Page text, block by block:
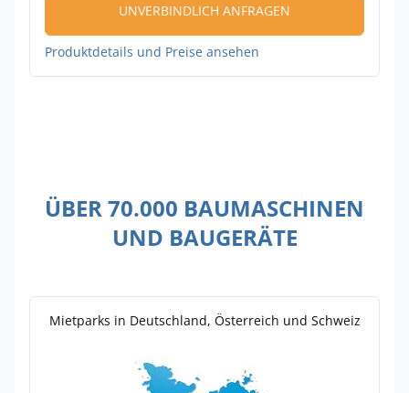
UNVERBINDLICH ANFRAGEN
Produktdetails und Preise ansehen
ÜBER 70.000 BAUMASCHINEN
UND BAUGERÄTE
Mietparks in Deutschland, Österreich und Schweiz